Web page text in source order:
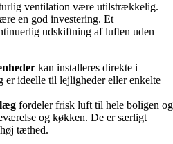
ventilation være utilstrækkelig.
en god investering. Et
udskiftning af luften uden
kan installeres direkte i
ideelle til lejligheder eller enkelte
fordeler frisk luft til hele boligen og
og køkken. De er særligt
tæthed.